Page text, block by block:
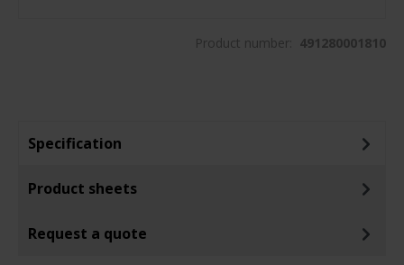
Product number: 491280001810
Specification
Product sheets
Request a quote